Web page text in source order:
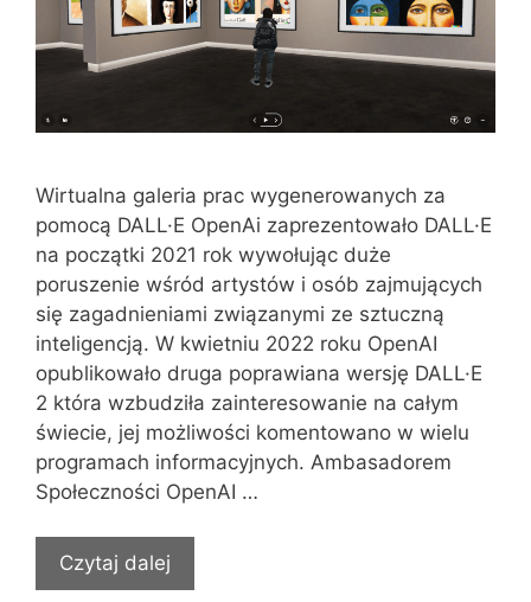
Wirtualna galeria prac wygenerowanych za
pomocą DALL·E OpenAi zaprezentowało DALL·E
na początki 2021 rok wywołując duże
poruszenie wśród artystów i osób zajmujących
się zagadnieniami związanymi ze sztuczną
inteligencją. W kwietniu 2022 roku OpenAI
opublikowało druga poprawiana wersję DALL·E
2 która wzbudziła zainteresowanie na całym
świecie, jej możliwości komentowano w wielu
programach informacyjnych. Ambasadorem
Społeczności OpenAI …
Czytaj dalej